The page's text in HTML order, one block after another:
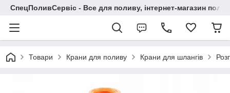
СпецПоливСервіс - Все для поливу, інтернет-магазин
Товари Крани для поливу Крани для шлангів